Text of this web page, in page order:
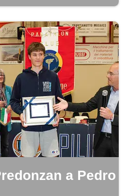
a Pedro